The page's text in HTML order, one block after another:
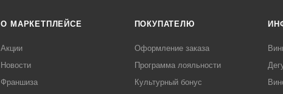
О МАРКЕТПЛЕЙСЕ
Акции
Новости
Франшиза
ПОКУПАТЕЛЮ
Оформление заказа
Программа лояльности
Культурный бонус